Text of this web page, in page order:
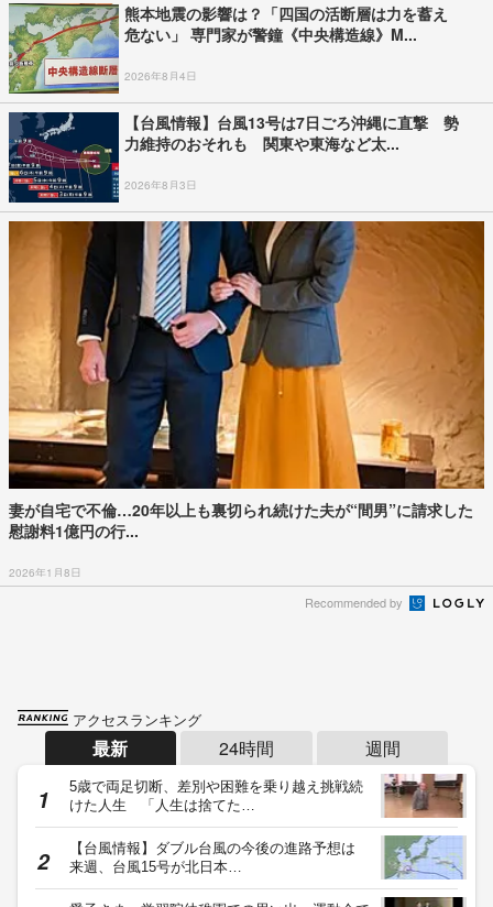
熊本地震の影響は？「四国の活断層は力を蓄え
危ない」 専門家が警鐘《中央構造線》M...
2026年8月4日
【台風情報】台風13号は7日ごろ沖縄に直撃 勢
力維持のおそれも 関東や東海など太...
2026年8月3日
妻が自宅で不倫…20年以上も裏切られ続けた夫が“間男”に請求した
慰謝料1億円の行...
2026年1月8日
Recommended by
アクセスランキング
最新 24時間 週間
5歳で両足切断、差別や困難を乗り越え挑戦続
けた人生 「人生は捨てた…
【台風情報】ダブル台風の今後の進路予想は
来週、台風15号が北日本…